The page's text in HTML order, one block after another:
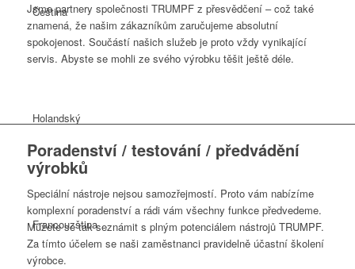
Čeština
Holandský
Francouzština
Jsme partnery společnosti TRUMPF z přesvědčení – což také
znamená, že našim zákazníkům zaručujeme absolutní
spokojenost. Součástí našich služeb je proto vždy vynikající
servis. Abyste se mohli ze svého výrobku těšit ještě déle.
Poradenství / testování / předvádění
výrobků
Speciální nástroje nejsou samozřejmostí. Proto vám nabízíme
komplexní poradenství a rádi vám všechny funkce předvedeme.
Můžete se tak seznámit s plným potenciálem nástrojů TRUMPF.
Za tímto účelem se naši zaměstnanci pravidelně účastní školení
výrobce.